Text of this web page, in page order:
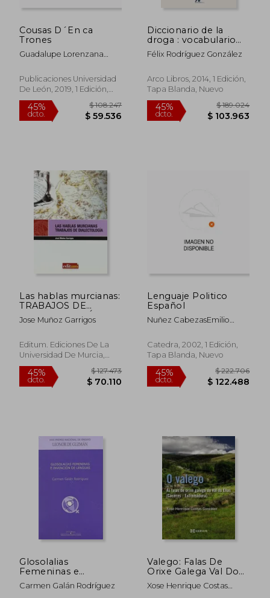
dcto. dcto.
Cousas D´En ca
Trones
Guadalupe Lorenzana
Publicaciones Universidad
De León, 2019, 1 Edición,
Tapa Blanda, Nuevo
45%
dcto.
$ 108.247
Diccionario de la
droga : vocabulario
general y argot
Félix Rodríguez González
Arco Libros, 2014, 1 Edición,
Tapa Blanda, Nuevo
45%
dcto.
Las hablas murcianas:
TRABAJOS DE
DIALECTOLOGÍA
(EDITUM SIGNOS)
Jose Muñoz Garrigos
Editum. Ediciones De La
Universidad De Murcia,
Tapa Blanda, Nuevo
$ 127.473
Lenguaje Politico
Español
Nuñez CabezasEmilio
Catedra, 2002, 1 Edición,
Tapa Blanda, Nuevo
Glosolalias
Femeninas e
Invención de Lenguas
(Premio Nacional de
Carmen Galán Rodríguez
Valego: Falas De
Orixe Galega Val Do
Ellas (en Gallego)
Xose Henrique Costas